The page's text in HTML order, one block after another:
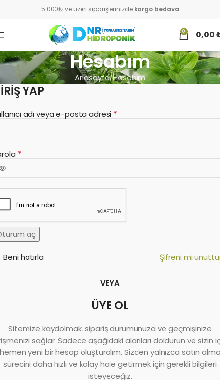
5.000₺ ve üzeri siparişlerinizde kargo bedava
0 0,00
Hesabım
Anasayfa Hesabım
YAP
adı veya e-posta adresi *
*
aç
Şifreni mi
Beni hatırla
VEYA
ÜYE OL
Sitemize kaydolmak, sipariş durumunuza ve geçmişinize
sağlar. Sadece aşağıdaki alanları doldurun ve sizin
hemen yeni bir hesap oluşturalım. Sizden yalnızca satın alma
sürecini daha hızlı ve kolay hale getirmek için gerekli bilgileri
isteyeceğiz.